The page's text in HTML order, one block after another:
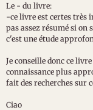
Le - du livre:
-ce livre est certes très
pas assez résumé si
c'est une étude
Je conseille donc ce
connaissance plus
fait des recherches sur
Ciao